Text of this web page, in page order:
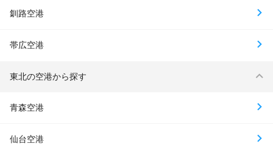
釧路空港
帯広空港
東北の空港から探す
青森空港
仙台空港